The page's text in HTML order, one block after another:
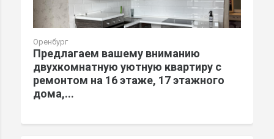
Оренбург
Предлагаем вашему вниманию
двухкомнатную уютную квартиру с
ремонтом на 16 этаже, 17 этажного
дома,...